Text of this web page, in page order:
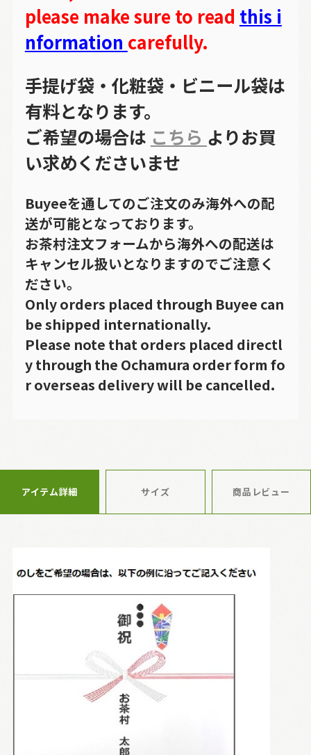
please make sure to read this i
nformation carefully.
手提げ袋・化粧袋・ビニール袋は
有料となります。
ご希望の場合は こちら よりお買
い求めくださいませ
Buyeeを通してのご注文のみ海外への配
送が可能となっております。
お茶村注文フォームから海外への配送は
キャンセル扱いとなりますのでご注意く
ださい。
Only orders placed through Buyee can
be shipped internationally.
Please note that orders placed directl
y through the Ochamura order form fo
r overseas delivery will be cancelled.
アイテム詳細 サイズ 商品レビュー